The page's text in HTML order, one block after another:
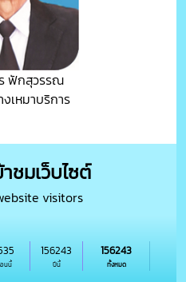
ฟักสุวรรณ
เหมาบริการ
ชมเว็บไซต์
visitors
อนนี้ ปีนี้
156243
ทั้งหมด
156243